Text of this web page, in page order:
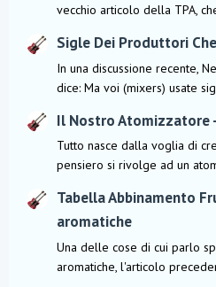
vecchio articolo della TPA,
Sigle Dei Produttori
In una discussione recente,
dice: Ma voi (mixers) usate
Il Nostro Atomizzatore
Tutto nasce dalla voglia di
pensiero si rivolge ad un
Tabella Abbinamento
aromatiche
Una delle cose di cui parlo
aromatiche, l'articolo